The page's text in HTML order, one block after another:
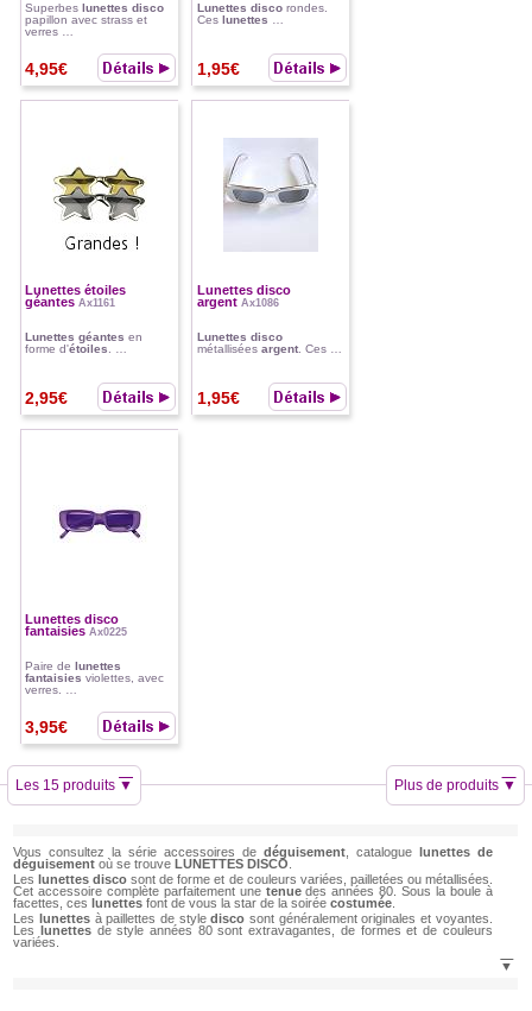
Superbeslunettes disco
papillon avec strass et
verres …
4,95€
Lunettes discorondes.
Ces lunettes …
1,95€
Lunettes étoiles
géantes Ax1161
Lunettes géantes en
forme d'étoiles. …
2,95€
Lunettes disco
argentAx1086
Lunettes disco
métallisées argent. Ces …
1,95€
Lunettes disco
fantaisies Ax0225
Paire delunettes
fantaisies violettes, avec
verres. …
3,95€
Plus de produits ▼
Les 15 produits ▼
Vous consultez la série accessoires de déguisement, catalogue lunettes de
déguisement où se trouveLUNETTES DISCO
Leslunettes disco sont de forme et de couleurs variées, pailletées ou métallisées.
Cet accessoire complète parfaitement une tenuedes années 80. Sous la boule à
facettes, ceslunettes font de vous la star de la soiréecostumée
Les lunettesà paillettes de styledisco sont généralement originales et voyantes.
Les lunettesde style années 80 sont extravagantes, de formes et de couleurs
variées.
▼